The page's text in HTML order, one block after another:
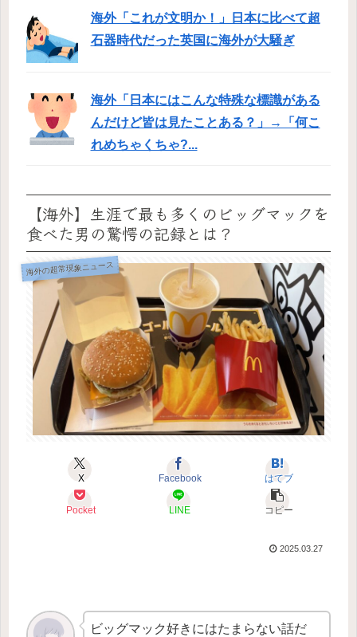
海外「これが文明か！」日本に比べて超
石器時代だった英国に海外が大騒ぎ
海外「日本にはこんな特殊な標識がある
んだけど皆は見たことある？」→「何こ
れめちゃくちゃ?...
【海外】生涯で最も多くのビッグマックを
食べた男の驚愕の記録とは？
海外の超常現象ニュース
X Facebook はてブ
Pocket LINE コピー
2025.03.27
ビッグマック好きにはたまらない話だ